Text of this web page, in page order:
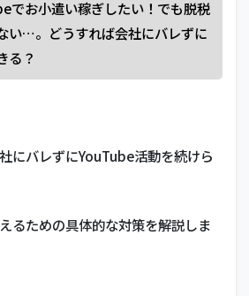
でお小遣い稼ぎしたい！でも脱税
い…。どうすれば会社にバレずに
る？
にバレずにYouTube活動を続けら
るための具体的な対策を解説しま